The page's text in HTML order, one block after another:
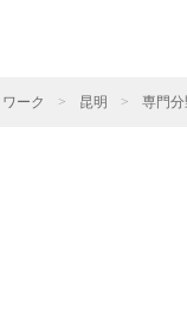
ーク > 昆明 > 専門